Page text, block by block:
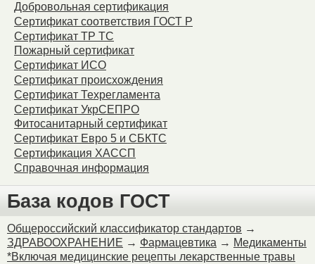
Добровольная сертификация
Сертификат соответствия ГОСТ Р
Сертификат ТР ТС
Пожарный сертификат
Сертификат ИСО
Сертификат происхождения
Сертификат Техрегламента
Сертификат УкрСЕПРО
Фитосанитарный сертификат
Сертификат Евро 5 и СБКТС
Сертификация ХАССП
Справочная информация
База кодов ГОСТ
Общероссийский классификатор стандартов →
ЗДРАВООХРАНЕНИЕ → Фармацевтика → Медикаменты
*Включая медицинские рецепты лекарственные травы